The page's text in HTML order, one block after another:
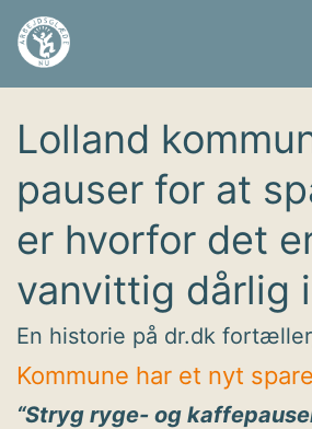
Fortsæt
Arbejdsglæde
Udgivet
Lolland
pauser for at
er hvorfor det
vanvittig dårlig
En historie på dr.dk
Kommune har et nyt
“Stryg ryge- og